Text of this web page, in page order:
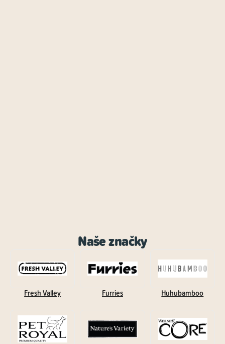
Naše značky
Fresh Valley Furries Huhubamboo